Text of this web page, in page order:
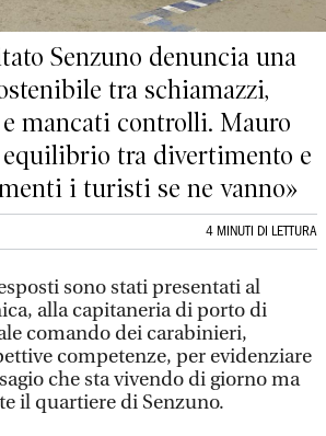
Senzuno denuncia una
tra schiamazzi,
mancati controlli. Mauro
equilibrio tra divertimento e
i turisti se ne vanno»
4 MINUTI DI LETTURA
sono stati presentati al
alla capitaneria di porto di
comando dei carabinieri,
competenze, per evidenziare
che sta vivendo di giorno ma
il quartiere di Senzuno.